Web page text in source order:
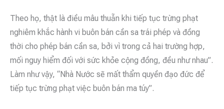
Theo họ, thật là điều mâu thuẫn khi tiếp tục trừng phạt
nghiêm khắc hành vi buôn bán cần sa trái phép và đồng
thời cho phép bán cần sa, bởi vì trong cả hai trường hợp,
mối nguy hiểm đối với sức khỏe cộng đồng, đều như nhau”.
Làm như vậy, “Nhà Nước sẽ mất thẩm quyền đạo đức để
tiếp tục trừng phạt việc buôn bán ma túy”.